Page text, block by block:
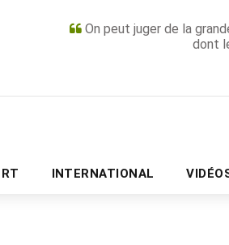
On peut juger de la
dont
INTERNATIONAL